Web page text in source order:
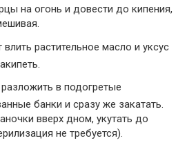
на огонь и довести до кипения,
влить растительное масло и уксус
разложить в подогретые
банки и сразу же закатать.
вверх дном, укутать до
не требуется).